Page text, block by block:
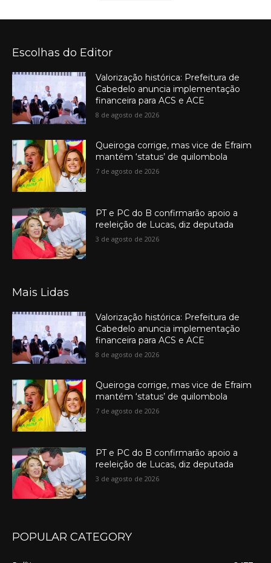
Escolhas do Editor
Valorização histórica: Prefeitura de
Cabedelo anuncia implementação
financeira para ACS e ACE
8 de agosto de 2026
Queiroga corrige, mas vice de Efraim
mantém ‘status’ de quilombola
7 de agosto de 2026
PT e PC do B confirmarão apoio a
reeleição de Lucas, diz deputada
3 de agosto de 2026
Mais Lidas
Valorização histórica: Prefeitura de
Cabedelo anuncia implementação
financeira para ACS e ACE
8 de agosto de 2026
Queiroga corrige, mas vice de Efraim
mantém ‘status’ de quilombola
7 de agosto de 2026
PT e PC do B confirmarão apoio a
reeleição de Lucas, diz deputada
3 de agosto de 2026
POPULAR CATEGORY